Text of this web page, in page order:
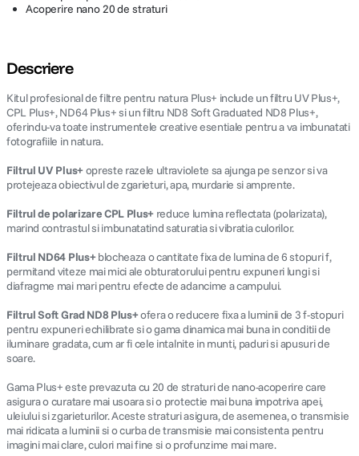
Acoperire nano 20 de straturi
Descriere
Kitul profesional de filtre pentru natura Plus+ include un filtru UV Plus+,
CPL Plus+, ND64 Plus+ si un filtru ND8 Soft Graduated ND8 Plus+,
oferindu-va toate instrumentele creative esentiale pentru a va imbunatati
fotografiile in natura.
Filtrul UV Plus+opreste razele ultraviolete sa ajunga pe senzor si va
protejeaza obiectivul de zgarieturi, apa, murdarie si amprente.
Filtrul de polarizare CPL Plus+ reduce lumina reflectata (polarizata),
marind contrastul si imbunatatind saturatia si vibratia culorilor.
Filtrul ND64 Plus+blocheaza o cantitate fixa de lumina de 6 stopuri f,
permitand viteze mai mici ale obturatorului pentru expuneri lungi si
diafragme mai mari pentru efecte de adancime a campului.
Filtrul Soft Grad ND8 Plus+ofera o reducere fixa a luminii de 3 f-stopuri
pentru expuneri echilibrate si o gama dinamica mai buna in conditii de
iluminare gradata, cum ar fi cele intalnite in munti, paduri si apusuri de
soare.
Gama Plus+ este prevazuta cu 20 de straturi de nano-acoperire care
asigura o curatare mai usoara si o protectie mai buna impotriva apei,
uleiului si zgarieturilor. Aceste straturi asigura, de asemenea, o transmisie
mai ridicata a luminii si o curba de transmisie mai consistenta pentru
imagini mai clare, culori mai fine si o profunzime mai mare.